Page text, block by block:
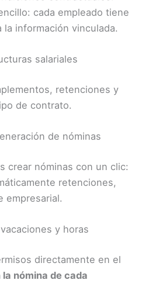
cada empleado tiene
información vinculada.
salariales
retenciones y
de contrato.
de nóminas
crear nóminas con un clic:
retenciones,
empresarial.
y horas
directamente en el
nómina de cada